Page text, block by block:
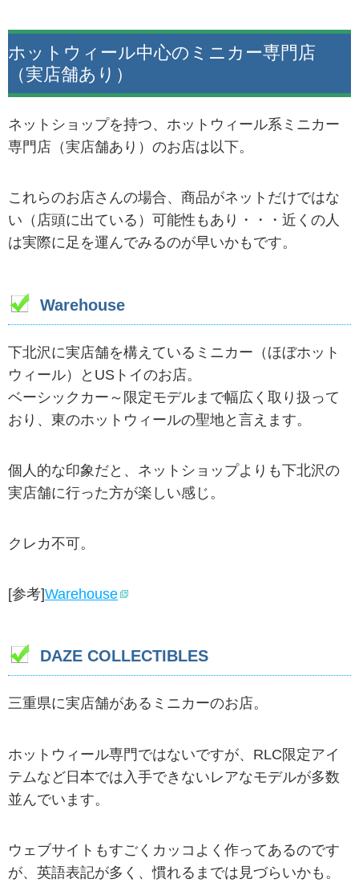
ホットウィール中心のミニカー専門店
（実店舗あり）
ネットショップを持つ、ホットウィール系ミニカー
専門店（実店舗あり）のお店は以下。
これらのお店さんの場合、商品がネットだけではな
い（店頭に出ている）可能性もあり・・・近くの人
は実際に足を運んでみるのが早いかもです。
Warehouse
下北沢に実店舗を構えているミニカー（ほぼホット
ウィール）とUSトイのお店。
ベーシックカー～限定モデルまで幅広く取り扱って
おり、東のホットウィールの聖地と言えます。
個人的な印象だと、ネットショップよりも下北沢の
実店舗に行った方が楽しい感じ。
クレカ不可。
[参考]Warehouse
DAZE COLLECTIBLES
三重県に実店舗があるミニカーのお店。
ホットウィール専門ではないですが、RLC限定アイ
テムなど日本では入手できないレアなモデルが多数
並んでいます。
ウェブサイトもすごくカッコよく作ってあるのです
が、英語表記が多く、慣れるまでは見づらいかも。